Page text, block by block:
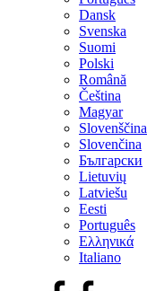
Dansk
Svenska
Suomi
Polski
Română
Čeština
Magyar
Slovenščina
Slovenčina
Български
Lietuvių
Latviešu
Eesti
Português
Ελληνικά
Italiano
Facebook